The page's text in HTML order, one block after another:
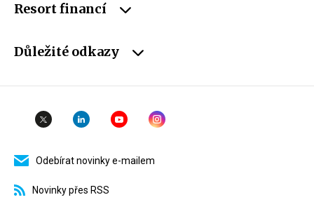
Resort financí
Důležité odkazy
Odebírat novinky e-mailem
Novinky přes RSS